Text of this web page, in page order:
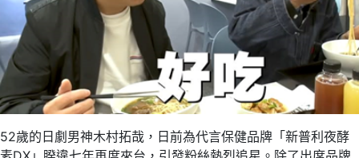
52歲的日劇男神木村拓哉，日前為代言保健品牌「新普利夜酵